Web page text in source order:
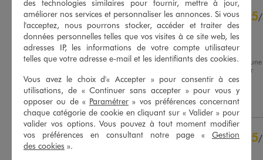
4.6/5
avis soumis à un
contrôle
Voir tous les avis sur ce site
5étoiles
10
4étoiles
1
étoiles
5/
Avis vérifié et récompensé
très bien
Avis du04/08/2026 , suite à une
par
Martine A.
Utile(0) Signaler
5/
des technologies similaires pour fournir, mettre à jour,
améliorer nos services et personnaliser les annonces. Si vous
l'acceptez, nous pourrons stocker, accéder et traiter des
données personnelles telles que vos visites à ce site web, les
adresses IP, les informations de votre compte utilisateur
telles que votre adresse e-mail et les identifiants des cookies.
Vous avez le choix d'« Accepter » pour consentir à ces
utilisations, de « Continuer sans accepter » pour vous y
opposer ou de « Paramétrer » vos préférences concernant
chaque catégorie de cookie en cliquant sur « Valider » pour
valider vos options. Vous pouvez à tout moment modifier
vos préférences en consultant notre page « Gestion
des cookies ».